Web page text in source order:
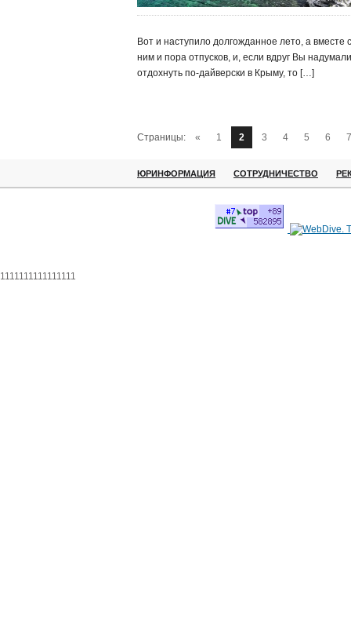
Вот и наступило долгожданное лето, а вместе с
ним и пора отпусков, и, если вдруг Вы надумали
отдохнуть по-дайверски в Крыму, то […]
Страницы: « 1 2 3 4 5 6 7
ЮРИНФОРМАЦИЯ СОТРУДНИЧЕСТВО
1111111111111111